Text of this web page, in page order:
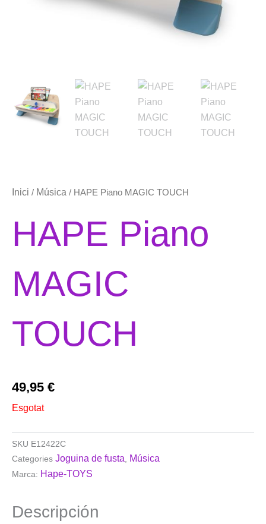
Inici / Música / HAPE Piano MAGIC TOUCH
HAPE Piano
MAGIC
TOUCH
49,95 €
Esgotat
SKU E12422C
Categories Joguina de fusta, Música
Marca: Hape-TOYS
Descripción